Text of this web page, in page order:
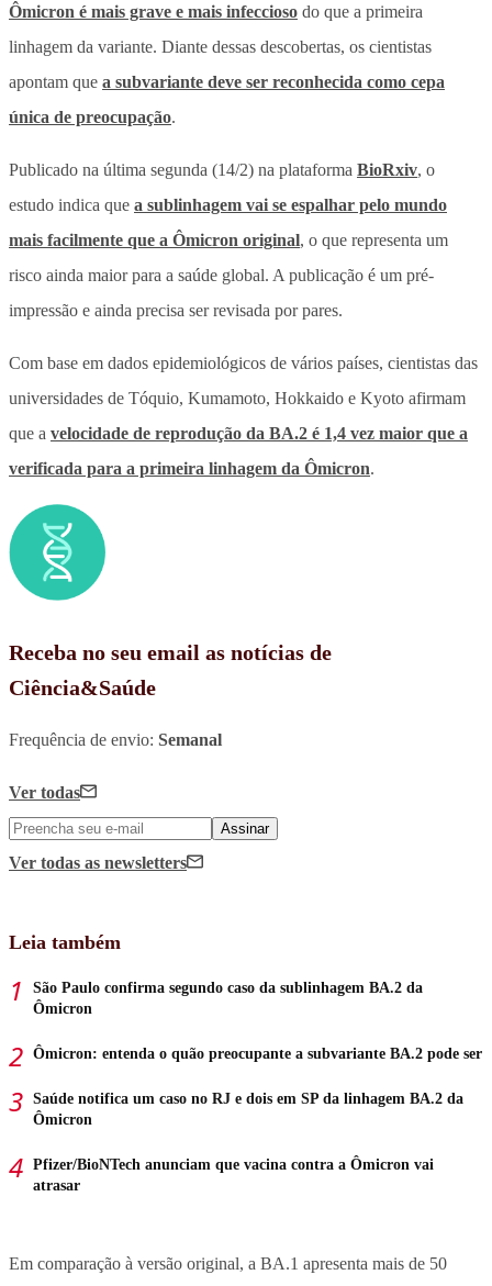
Ômicron é mais grave e mais infeccioso do que a primeira
linhagem da variante. Diante dessas descobertas, os cientistas
apontam que a subvariante deve ser reconhecida como cepa
única de preocupação.
Publicado na última segunda (14/2) na plataforma BioRxiv, o
estudo indica que a sublinhagem vai se espalhar pelo mundo
mais facilmente que a Ômicron original, o que representa um
risco ainda maior para a saúde global. A publicação é um pré-
impressão e ainda precisa ser revisada por pares.
Com base em dados epidemiológicos de vários países, cientistas das
universidades de Tóquio, Kumamoto, Hokkaido e Kyoto afirmam
que a velocidade de reprodução da BA.2 é 1,4 vez maior que a
verificada para a primeira linhagem da Ômicron.
Receba no seu email as notícias de
Ciência&Saúde
Frequência de envio: Semanal
Ver todas
Assinar
Ver todas as newsletters
Leia também
São Paulo confirma segundo caso da sublinhagem BA.2 da
Ômicron
Ômicron: entenda o quão preocupante a subvariante BA.2 pode ser
Saúde notifica um caso no RJ e dois em SP da linhagem BA.2 da
Ômicron
Pfizer/BioNTech anunciam que vacina contra a Ômicron vai
atrasar
Em comparação à versão original, a BA.1 apresenta mais de 50